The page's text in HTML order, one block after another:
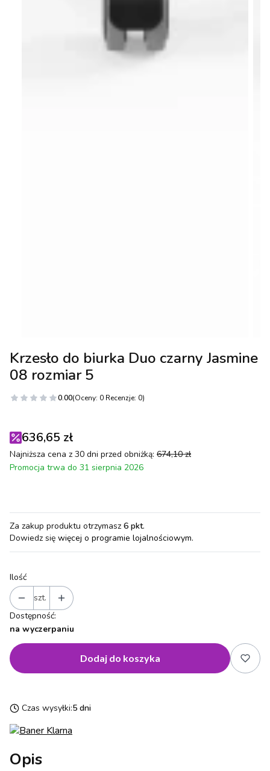
Krzesło do biurka Duo czarny Jasmine
08 rozmiar 5
0.00(Oceny: 0 Recenzje: 0)
636,65 zł
Najniższa cena z 30 dni przed obniżką: 674,10 zł
Promocja trwa do 31 sierpnia 2026
Za zakup produktu otrzymasz 6 pkt.
Dowiedz się więcej o programie lojalnościowym.
Ilość
szt.
Dostępność:
na wyczerpaniu
Dodaj do koszyka
Czas wysyłki:5 dni
Opis